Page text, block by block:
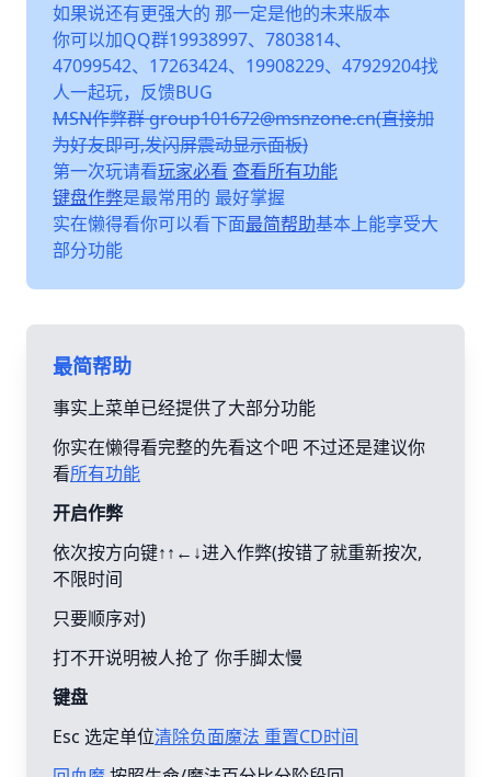
如果说还有更强大的 那一定是他的未来版本
你可以加QQ群19938997、7803814、
47099542、17263424、19908229、47929204找
人一起玩，反馈BUG
MSN作弊群 group101672@msnzone.cn(直接加
为好友即可,发闪屏震动显示面板)
第一次玩请看玩家必看 查看所有功能
键盘作弊是最常用的 最好掌握
实在懒得看你可以看下面最简帮助基本上能享受大
部分功能
最简帮助
事实上菜单已经提供了大部分功能
你实在懒得看完整的先看这个吧 不过还是建议你
看所有功能
开启作弊
依次按方向键↑↑←↓进入作弊(按错了就重新按次,
不限时间
只要顺序对)
打不开说明被人抢了 你手脚太慢
键盘
Esc 选定单位清除负面魔法 重置CD时间